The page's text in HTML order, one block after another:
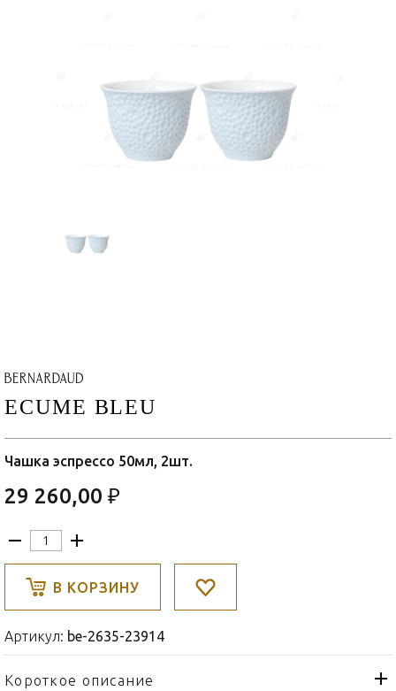
ECUME BLEU
Чашка эспрессо 50мл, 2шт.
29 260,00 ₽
В КОРЗИНУ
Артикул: be-2635-23914
Короткое описание